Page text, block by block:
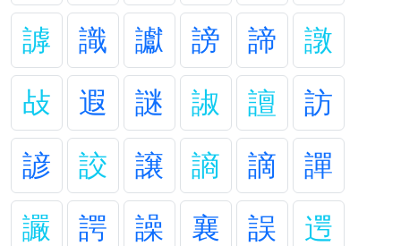
謼
識 讞 謗 諦
譈
敁
遐 謎 諔 譠
訪
諺
詨 譲 謪 謫
譂
讝
諤 譟 襄 誤
遌